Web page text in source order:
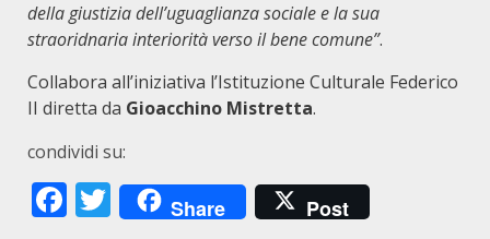
della giustizia dell’uguaglianza sociale e la sua
straoridnaria interiorità verso il bene comune”.
Collabora all’iniziativa l’Istituzione Culturale Federico
II diretta da Gioacchino Mistretta.
condividi su:
Facebook
Twitter
Share Post